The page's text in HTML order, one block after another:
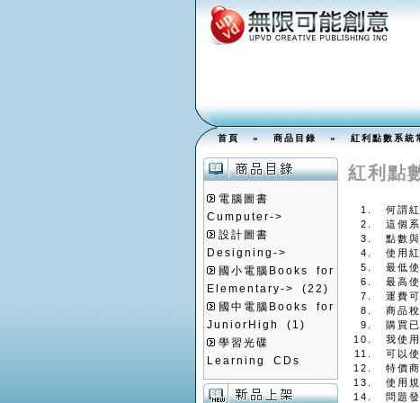
首頁»商品目錄» 紅利點數系統常
電腦圖書
Cumputer->
設計圖書
Designing->
國小電腦Books for
Elementary->
(22)
國中電腦Books for
JuniorHigh
(1)
學習光碟
Learning CDs
紅利點
何謂
這個
點數
使用
最低
最高
運費
商品
購買
我使
可以
特價
使用
問題